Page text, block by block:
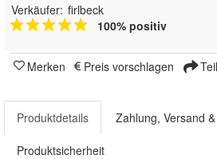
Verkäufer: firlbeck
100% positiv
Merken Preis vorschlagen
Produktdetails Zahlung, Versand
Produktsicherheit